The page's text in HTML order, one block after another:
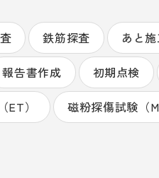
鉄筋探査 あと
報告書作成 初期点検
ET） 磁粉探傷試験（